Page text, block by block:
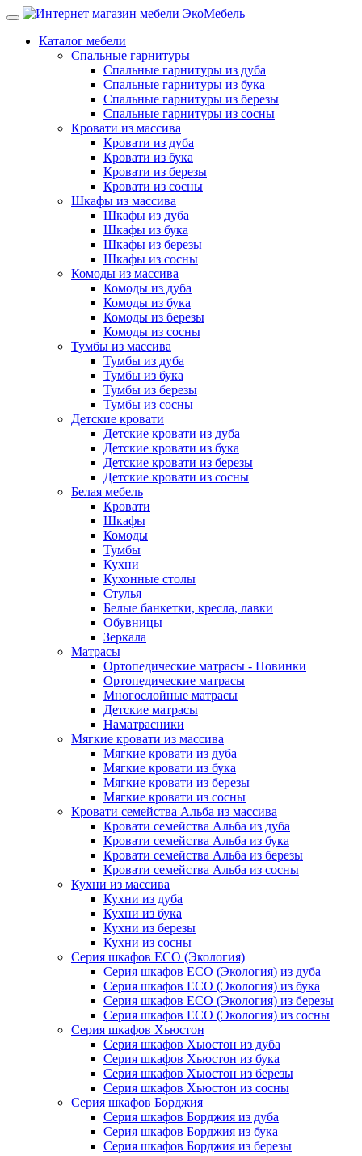
Каталог мебели
Спальные гарнитуры
Спальные гарнитуры из дуба
Спальные гарнитуры из бука
Спальные гарнитуры из березы
Спальные гарнитуры из сосны
Кровати из массива
Кровати из дуба
Кровати из бука
Кровати из березы
Кровати из сосны
Шкафы из массива
Шкафы из дуба
Шкафы из бука
Шкафы из березы
Шкафы из сосны
Комоды из массива
Комоды из дуба
Комоды из бука
Комоды из березы
Комоды из сосны
Тумбы из массива
Тумбы из дуба
Тумбы из бука
Тумбы из березы
Тумбы из сосны
Детские кровати
Детские кровати из дуба
Детские кровати из бука
Детские кровати из березы
Детские кровати из сосны
Белая мебель
Кровати
Шкафы
Комоды
Тумбы
Кухни
Кухонные столы
Стулья
Белые банкетки, кресла, лавки
Обувницы
Зеркала
Матрасы
Ортопедические матрасы - Новинки
Ортопедические матрасы
Многослойные матрасы
Детские матрасы
Наматрасники
Мягкие кровати из массива
Мягкие кровати из дуба
Мягкие кровати из бука
Мягкие кровати из березы
Мягкие кровати из сосны
Кровати семейства Альба из массива
Кровати семейства Альба из дуба
Кровати семейства Альба из бука
Кровати семейства Альба из березы
Кровати семейства Альба из сосны
Кухни из массива
Кухни из дуба
Кухни из бука
Кухни из березы
Кухни из сосны
Серия шкафов ECO (Экология)
Серия шкафов ECO (Экология) из дуба
Серия шкафов ECO (Экология) из бука
Серия шкафов ECO (Экология) из березы
Серия шкафов ECO (Экология) из сосны
Серия шкафов Хьюстон
Серия шкафов Хьюстон из дуба
Серия шкафов Хьюстон из бука
Серия шкафов Хьюстон из березы
Серия шкафов Хьюстон из сосны
Серия шкафов Борджия
Серия шкафов Борджия из дуба
Серия шкафов Борджия из бука
Серия шкафов Борджия из березы